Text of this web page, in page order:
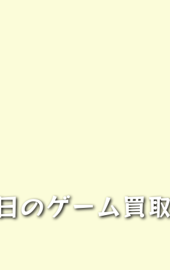
のゲーム買